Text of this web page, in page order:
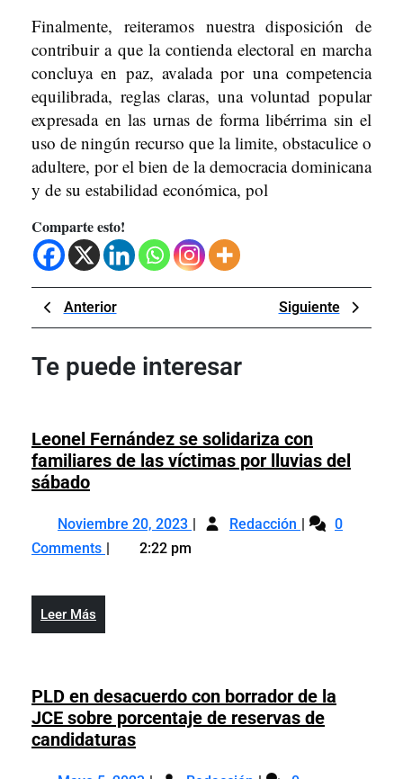
Finalmente, reiteramos nuestra disposición de
contribuir a que la contienda electoral en marcha
concluya en paz, avalada por una competencia
equilibrada, reglas claras, una voluntad popular
expresada en las urnas de forma libérrima sin el
uso de ningún recurso que la limite, obstaculice o
adultere, por el bien de la democracia dominicana
y de su estabilidad económica, pol
Comparte esto!
Navegación
de
entradas
AnteriorPrevious
Post
Siguiente
Post
Te puede interesar
Leonel Fernández se solidariza con
familiares de las víctimas por lluvias del
sábadoLeonel
se
solidariza
de
las
lluvias
del
sábado
Noviembre 20, 2023 NoviembreRedacción Leonel
víctimas
por
0
Comments
2:22 pm
Leer Más
Más
PLD en desacuerdo con borrador de la
JCE sobre porcentaje de reservas de
candidaturasPLD